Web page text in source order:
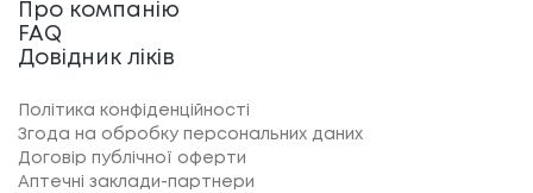
Про компанію
FAQ
Довідник ліків
Політика конфіденційності
Згода на обробку персональних даних
Договір публічної оферти
Аптечні заклади-партнери